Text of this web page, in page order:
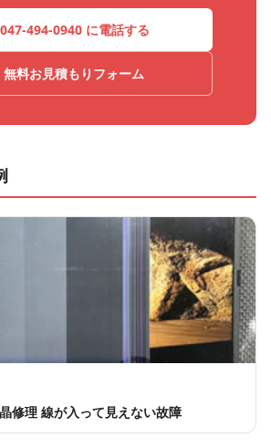
494-0940 に電話する
料お見積もりフォーム
修理 線が入って見えない故障